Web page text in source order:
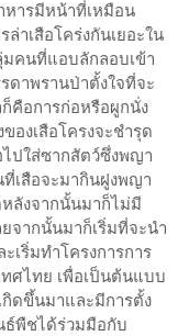
ารมีหน้าที่เหมือน
าเสือโคร่งกันเยอะใน
คนที่แอบลักลอบเข้า
ดาพรานป่าตั้งใจที่จะ
คือการก่อหรือผูกนั่ง
องเสือโครงจะชำรุด
ไปใส่ซากสัตว์ซึ่งพญา
เสือจะมากินฝูงพญา
ลังจากนั้นมาก็ไม่มี
จากนั้นมาก็เริ่มที่จะนำ
ริ่มทำโครงการการ
ศไทย เพื่อเป็นต้นแบบ
ดขึ้นมาและมีการตั้ง
ธ์พืชได้ร่วมมือกับ